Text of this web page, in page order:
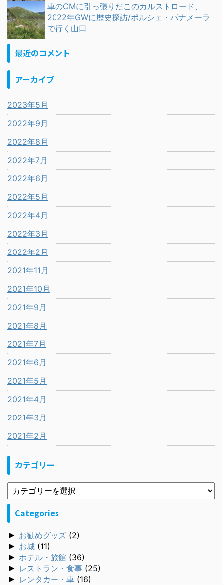
車のCMに引っ張りだこのカルストロード、
2022年GWに歴史探訪/ポルシェ・パナメーラ
で行く山口
最近のコメント
アーカイブ
2023年5月
2022年9月
2022年8月
2022年7月
2022年6月
2022年5月
2022年4月
2022年3月
2022年2月
2021年11月
2021年10月
2021年9月
2021年8月
2021年7月
2021年6月
2021年5月
2021年4月
2021年3月
2021年2月
カテゴリー
Categories
► お勧めグッズ (2)
► お城 (11)
► ホテル・旅館 (36)
► レストラン・食事 (25)
► レンタカー・車 (16)